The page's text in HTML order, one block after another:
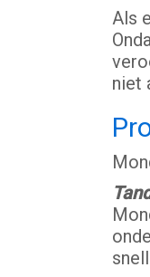
Als
niet